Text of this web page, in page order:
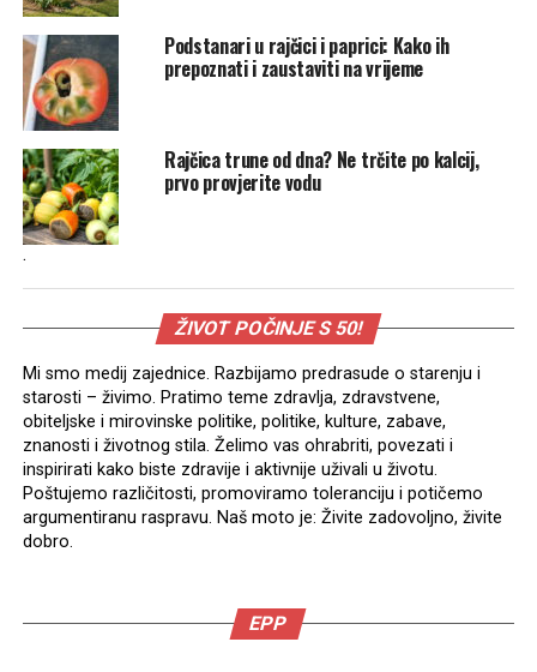
Podstanari u rajčici i paprici: Kako ih
prepoznati i zaustaviti na vrijeme
Rajčica trune od dna? Ne trčite po kalcij,
prvo provjerite vodu
.
ŽIVOT POČINJE S 50!
Mi smo medij zajednice. Razbijamo predrasude o starenju i
starosti – živimo. Pratimo teme zdravlja, zdravstvene,
obiteljske i mirovinske politike, politike, kulture, zabave,
znanosti i životnog stila. Želimo vas ohrabriti, povezati i
inspirirati kako biste zdravije i aktivnije uživali u životu.
Poštujemo različitosti, promoviramo toleranciju i potičemo
argumentiranu raspravu. Naš moto je: Živite zadovoljno, živite
dobro.
EPP